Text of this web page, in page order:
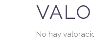
No hay